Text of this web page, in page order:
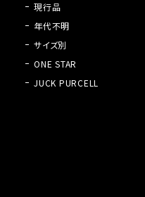
現行品
年代不明
サイズ別
ONE STAR
JUCK PURCELL